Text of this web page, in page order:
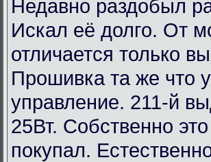
Недавно раздобыл
Искал её долго. От
отличается только
Прошивка та же что
управление. 211-й
25Вт. Собственно
покупал.